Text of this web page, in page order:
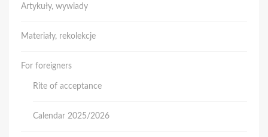
Artykuły, wywiady
Materiały, rekolekcje
For foreigners
Rite of acceptance
Calendar 2025/2026